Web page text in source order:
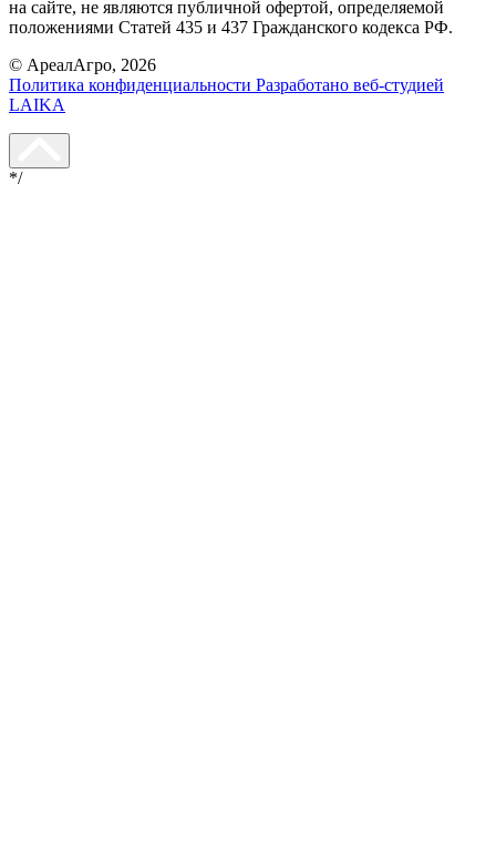
на сайте, не являются публичной офертой, определяемой
положениями Статей 435 и 437 Гражданского кодекса РФ.
© АреалАгро, 2026
Политика конфиденциальности Разработано веб-студией
LAIKA
*/